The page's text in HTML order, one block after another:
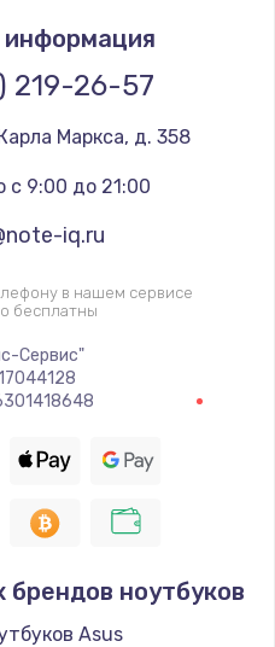
информация
219-26-57
Маркса, д. 358
с 9:00 до 21:00
iq.ru
в нашем сервисе
бесплатны
Сервис"
ноутбуков
Asus